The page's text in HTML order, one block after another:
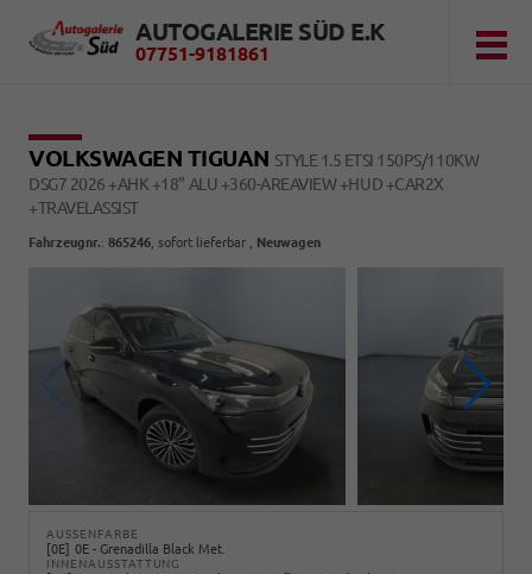
AUTOGALERIE SÜD E.K
07751-9181861
VOLKSWAGEN TIGUAN STYLE 1.5 ETSI 150PS/110KW
DSG7 2026 +AHK +18" ALU +360-AREAVIEW +HUD +CAR2X
+TRAVELASSIST
Fahrzeugnr.: 865246 sofort lieferbar Neuwagen
AUSSENFARBE
0E 0E - Grenadilla Black Met.
INNENAUSSTATTUNG